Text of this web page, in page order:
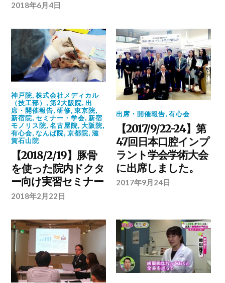
2018年6月4日
神戸院,株式会社メディカル
（技工部） ,第2大阪院,出
席・開催報告,研修,東京院,
新宿院,セミナー・学会,新宿
モノリス院,名古屋院,大阪院,
有心会,なんば院,京都院,滋
賀石山院
【2018/2/19】豚骨
を使った院内ドクタ
ー向け実習セミナー
2018年2月22日
出席・開催報告,有心会
【2017/9/22-24】第
47回日本口腔インプ
ラント学会学術大会
に出席しました。
2017年9月24日